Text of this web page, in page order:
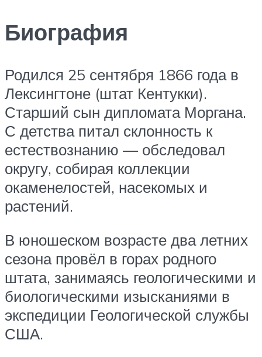
Биография
Родился 25 сентября 1866 года в
Лексингтоне (штат Кентукки).
Старший сын дипломата Моргана.
С детства питал склонность к
естествознанию — обследовал
округу, собирая коллекции
окаменелостей, насекомых и
растений.
В юношеском возрасте два летних
сезона провёл в горах родного
штата, занимаясь геологическими и
биологическими изысканиями в
экспедиции Геологической службы
США.